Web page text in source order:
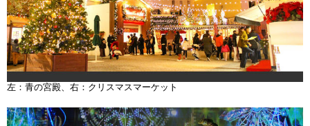
左：青の宮殿、右：クリスマスマーケット